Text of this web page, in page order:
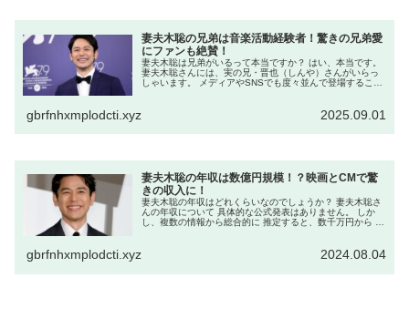
妻夫木聡の兄弟は音楽活動経験者！驚きの兄弟愛
にファンも絶賛！
妻夫木聡は兄弟がいるって本当ですか？ はい、本当です。
妻夫木聡さんには、実の兄・晋也（しんや）さんがいらっ
しゃいます。 メディアやSNSでも度々並んで登場すること
gbrfnhxmplodcti.xyz 2025.09.01
妻夫木聡の年収は数億円規模！？映画とCMで驚
きの収入に！
妻夫木聡の年収はどれくらいなのでしょうか？ 妻夫木聡さ
んの年収について 具体的な公式発表はありません。 しか
し、複数の情報から総合的に 推定すると、数千万円から 数
gbrfnhxmplodcti.xyz 2024.08.04